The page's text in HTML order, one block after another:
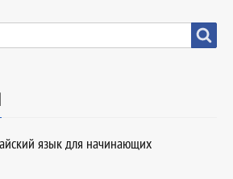
язык для начинающих